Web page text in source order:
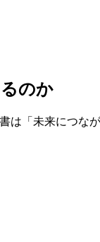
のか
「未来につ